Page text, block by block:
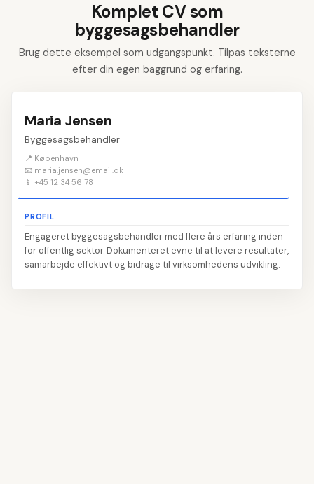
Komplet CV som
byggesagsbehandler
Brug dette eksempel som udgangspunkt. Tilpas teksterne
efter din egen baggrund og erfaring.
Maria Jensen
Byggesagsbehandler
📍 København
📧 maria.jensen@email.dk
📱 +45 12 34 56 78
PROFIL
Engageret byggesagsbehandler med flere års erfaring inden
for offentlig sektor. Dokumenteret evne til at levere resultater,
samarbejde effektivt og bidrage til virksomhedens udvikling.